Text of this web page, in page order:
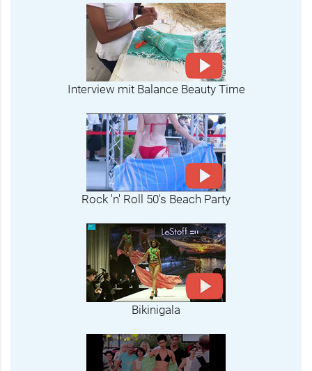
Interview mit Balance Beauty Time
Rock 'n' Roll 50's Beach Party
Bikinigala